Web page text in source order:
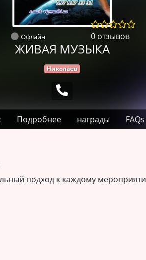
Офлайн 0 отзывов
ЖИВАЯ МУЗЫКА
Николаев
Подробнее награды FAQs
подход к каждому